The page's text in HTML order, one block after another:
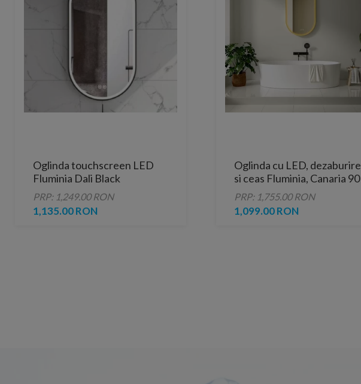
Oglinda touchscreen LED
Fluminia Dali Black
95x50x3.5 cm rama neagra
PRP: 1,249.00 RON
1,135.00 RON
Oglinda cu LED, dezaburire
si ceas Fluminia, Canaria 90
Clock, gold
PRP: 1,755.00 RON
1,099.00 RON